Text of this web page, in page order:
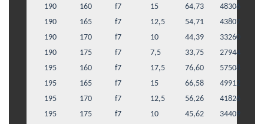
190
160 f7 15 64,73
48306
190
165 f7 12,5 54,71
43807
190
170 f7 10 44,39
33260
190
175 f7 7,5 33,75
27944
195
160 f7 17,5 76,60
57508
195
165 f7 15 66,58
49912
195
170 f7 12,5 56,26
41826
195
175 f7 10 45,62
34409